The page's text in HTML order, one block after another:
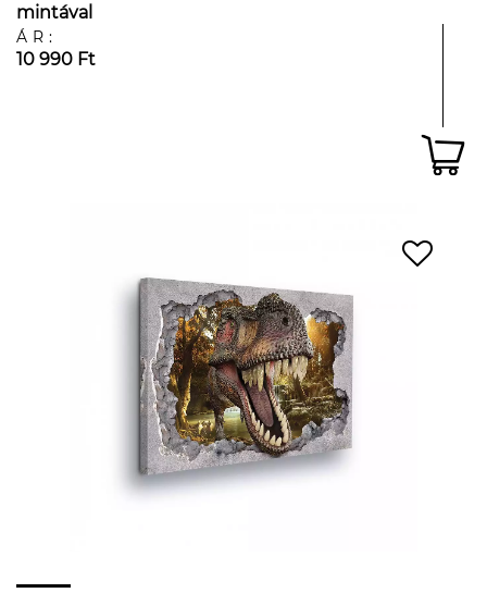
mintával
ÁR:
10 990 Ft